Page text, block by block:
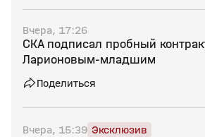
Вчера, 17:26
СКА подписал пробный
Ларионовым‑младшим
Поделиться
Вчера, 15:39 Эксклюзив